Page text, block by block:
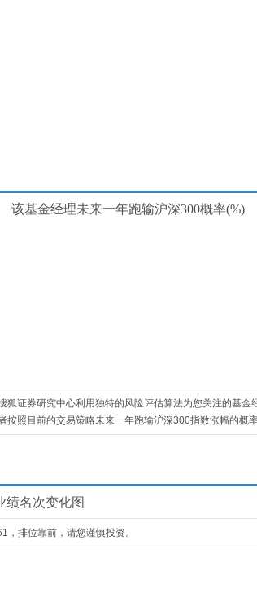
该基金经理未来一年跑输沪深300概率(%)
证券研究中心利用独特的风险评估算法为您关注的基金
照目前的交易策略未来一年跑输沪深300指数涨幅的概率
绩名次变化图
排位靠前，请您谨慎投资。